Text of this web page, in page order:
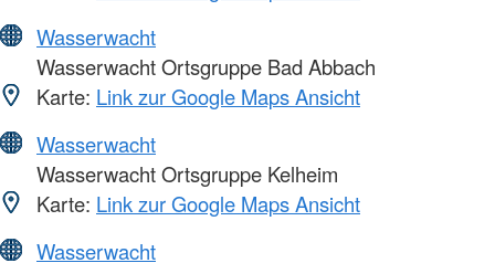
Wasserwacht
Wasserwacht Ortsgruppe Bad Abbach
Karte: Link zur Google Maps Ansicht
Wasserwacht
Wasserwacht Ortsgruppe Kelheim
Karte: Link zur Google Maps Ansicht
Wasserwacht